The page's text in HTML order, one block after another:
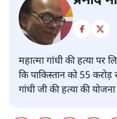
महात्मा गांधी की हत्या पर
कि पाकिस्तान को 55
गांधी जी की हत्या की